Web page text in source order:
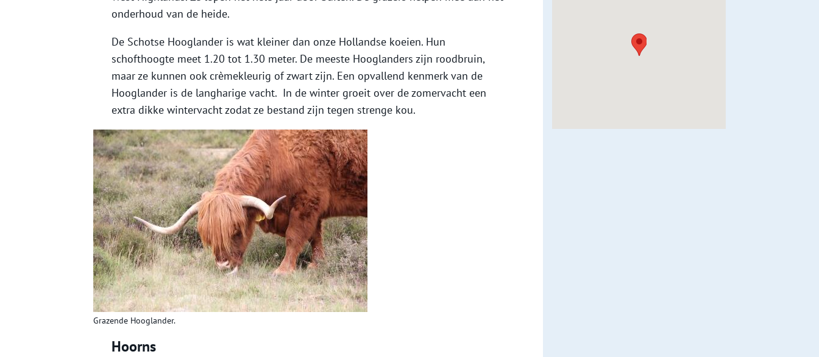
onderhoud van de heide.
De Schotse Hooglander is wat kleiner dan onze Hollandse koeien. Hun
schofthoogte meet 1.20 tot 1.30 meter. De meeste Hooglanders zijn roodbruin,
maar ze kunnen ook crèmekleurig of zwart zijn. Een opvallend kenmerk van de
Hooglander is de langharige vacht. In de winter groeit over de zomervacht een
extra dikke wintervacht zodat ze bestand zijn tegen strenge kou.
Grazende Hooglander.
Hoorns